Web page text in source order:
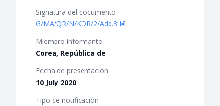
Signatura del documento
G/MA/QR/N/KOR/2/Add.3
Miembro informante
Corea, República de
Fecha de presentación
10 July 2020
Tipo de notificación